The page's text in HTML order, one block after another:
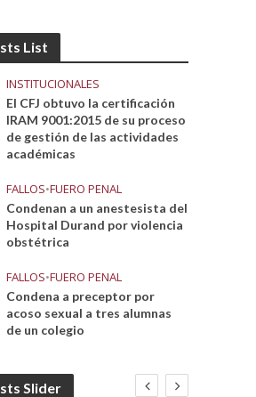
List
INSTITUCIONALES
El CFJ obtuvo la certificación
IRAM 9001:2015 de su proceso
de gestión de las actividades
académicas
FALLOS•FUERO PENAL
Condenan a un anestesista del
Hospital Durand por violencia
obstétrica
FALLOS•FUERO PENAL
Condena a preceptor por
acoso sexual a tres alumnas
de un colegio
Slider